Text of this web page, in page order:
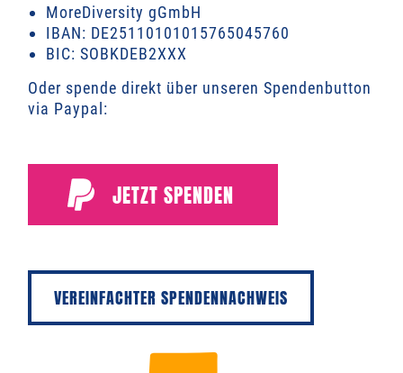
MoreDiversity gGmbH
IBAN: DE25110101015765045760
BIC: SOBKDEB2XXX
Oder spende direkt über unseren Spendenbutton
via Paypal:
JETZT SPENDEN
VEREINFACHTER SPENDENNACHWEIS